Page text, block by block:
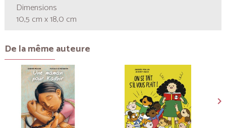
Dimensions
10,5 cm x 18,0 cm
De la même auteure